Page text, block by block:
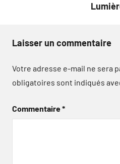
Laisser un commentaire
Votre adresse e-mail ne sera
obligatoires sont indiqués
Commentaire*